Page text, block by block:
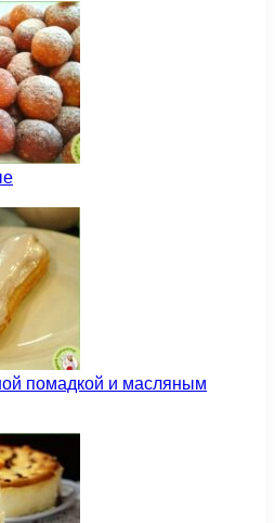
помадкой и масляным